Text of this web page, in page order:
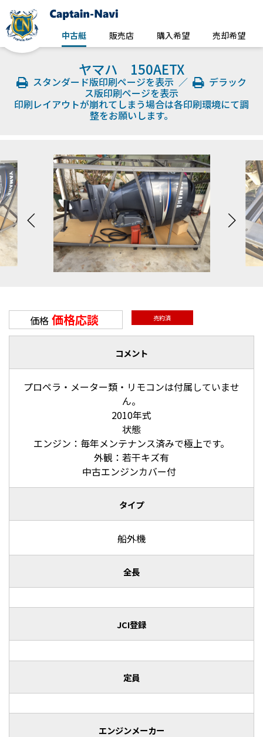
中古艇 販売店 購入希望 売却希望
ヤマハ 150AETX
スタンダード版印刷ページを表示 ／
デラック
ス版印刷ページを表示
印刷レイアウトが崩れてしまう場合は各印刷環境にて調
整をお願いします。
価格 価格応談 売約済
コメント
プロペラ・メーター類・リモコンは付属していませ
ん。
2010年式
状態
エンジン：毎年メンテナンス済みで極上です。
外観：若干キズ有
中古エンジンカバー付
タイプ
船外機
全長
JCI登録
定員
エンジンメーカー